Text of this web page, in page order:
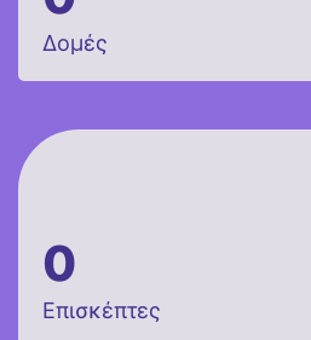
Δομές
0
Επισκέπτες